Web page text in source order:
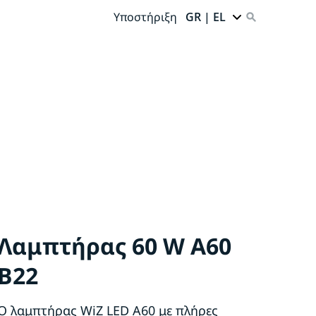
Υποστήριξη GR | EL
60 W A60
λαμπτήρας WiZ LED A60 με πλήρες